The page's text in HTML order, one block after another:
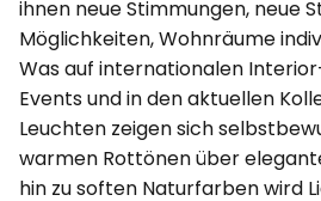
ihnen neue Stimmungen, neue
Möglichkeiten, Wohnräume
Was auf internationalen
Events und in den aktuellen
Leuchten zeigen sich
warmen Rottönen über
hin zu soften Naturfarben wird